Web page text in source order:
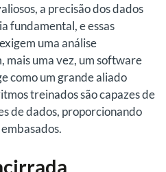
a precisão dos dados
fundamental, e essas
uma análise
mais uma vez, um software
como um grande aliado
treinados são capazes de
de dados, proporcionando